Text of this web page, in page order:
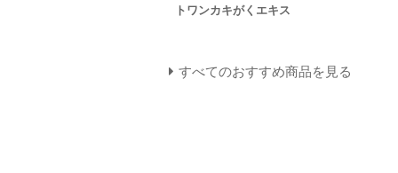
トワンカキがくエキス
すべてのおすすめ商品を見る